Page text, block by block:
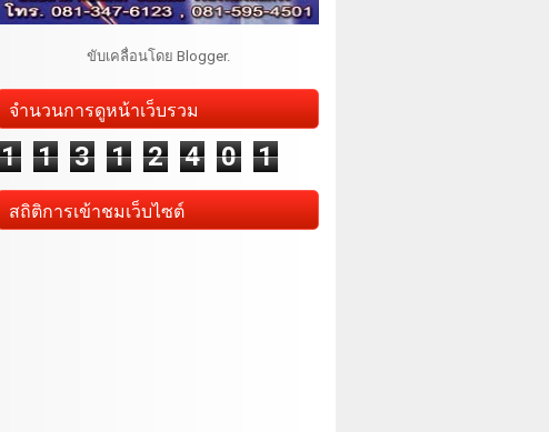
ขับเคลื่อนโดย Blogger.
จำนวนการดูหน้าเว็บรวม
1 1 3 1 2 4 0 1
สถิติการเข้าชมเว็บไซต์